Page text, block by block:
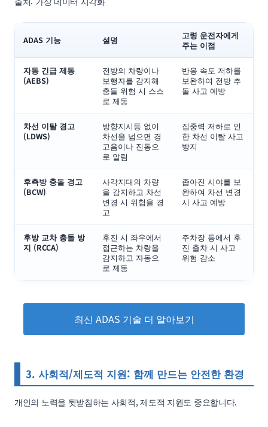
ADAS 기능 설명
고령 운전자에게
주는 이점
자동 긴급 제동
(AEBS)
전방의 차량이나
보행자를 감지해
충돌 위험 시 스스
로 제동
반응 속도 저하를
보완하여 전방 추
돌 사고 예방
차선 이탈 경고
(LDWS)
방향지시등 없이
차선을 넘으면 경
고음이나 진동으
로 알림
집중력 저하로 인
한 차선 이탈 사고
방지
후측방 충돌 경고
(BCW)
사각지대의 차량
을 감지하고 차선
변경 시 위험을 경
고
좁아진 시야를 보
완하여 차선 변경
시 사고 예방
후방 교차 충돌 방
지 (RCCA)
후진 시 좌우에서
접근하는 차량을
감지하고 자동으
로 제동
주차장 등에서 후
진 출차 시 사고
위험 감소
최신 ADAS 기술 더 알아보기
3. 사회적/제도적 지원: 함께 만드는 안전한 환경
개인의 노력을 뒷받침하는 사회적, 제도적 지원도 중요합니다.